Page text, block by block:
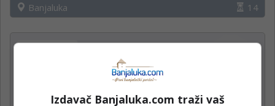
Banjaluka
14
Operateri na uplatnim
mjestima
Mozzart
Izdavač Banjaluka.com traži vaš